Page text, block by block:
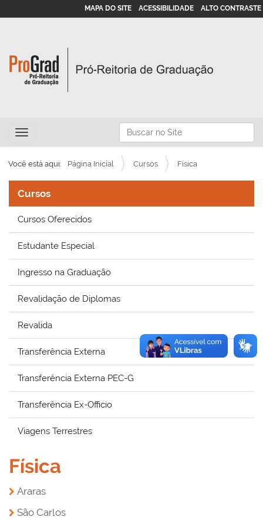
Busca
Busca Avançada…
MAPA DO SITE ACESSIBILIDADE ALTO CONTRASTE
Toggle navigation
Você está aqui: Página Inicial Cursos Física
Cursos
Cursos Oferecidos
Estudante Especial
Ingresso na Graduação
Revalidação de Diplomas
Revalida
Transferência Externa
Transferência Externa PEC-G
Transferência Ex-Officio
Viagens Terrestres
Física
Araras
São Carlos